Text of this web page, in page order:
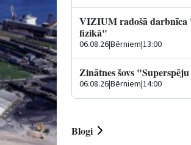
VIZIUM radošā darbnīca
fizikā"
06.08.26|Bērniem|13:00
Zinātnes šovs
06.08.26|Bērniem|14:00
Blogi